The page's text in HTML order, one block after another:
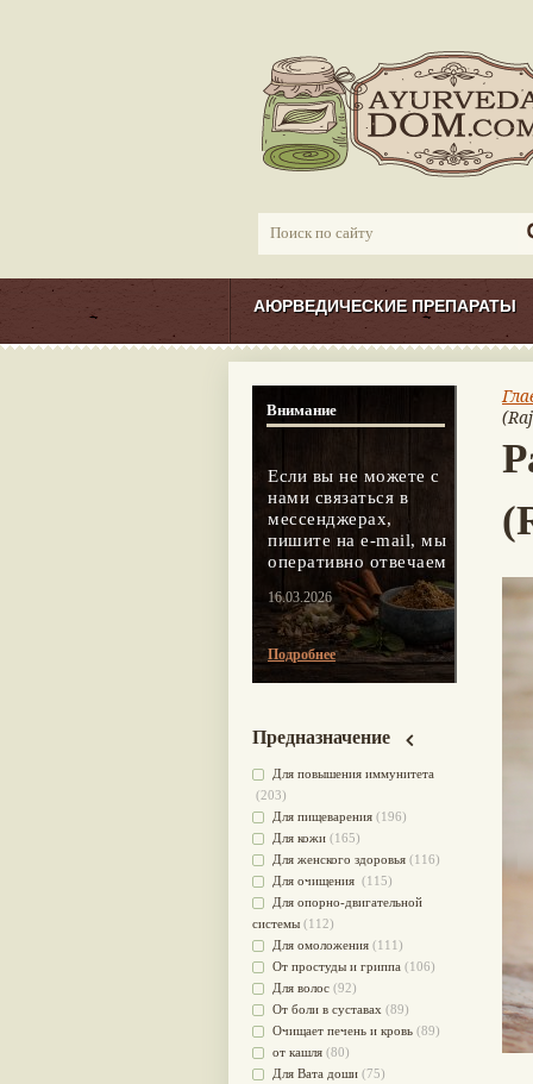
АЮРВЕДИЧЕСКИЕ ПРЕПАРАТЫ
Внимание
Если вы не можете с
нами связаться в
мессенджерах,
пишите на e-mail, мы
оперативно отвечаем
16.03.2026
Подробнее
Предназначение
Для повышения иммунитета
(203)
Для пищеварения (196)
Для кожи (165)
Для женского здоровья (116)
Для очищения (115)
Для опорно-двигательной
системы (112)
Для омоложения (111)
От простуды и гриппа (106)
Для волос (92)
От боли в суставах (89)
Очищает печень и кровь (89)
от кашля (80)
Для Вата доши (75)